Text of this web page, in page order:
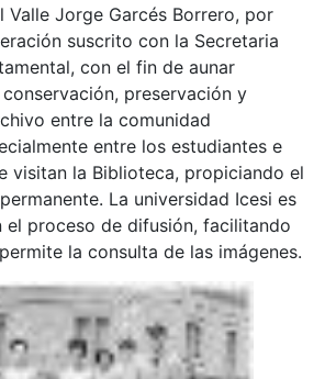
Valle Jorge Garcés Borrero, por
suscrito con la Secretaria
con el fin de aunar
preservación y
entre la comunidad
entre los estudiantes e
visitan la Biblioteca, propiciando el
La universidad Icesi es
el proceso de difusión, facilitando
la consulta de las imágenes.